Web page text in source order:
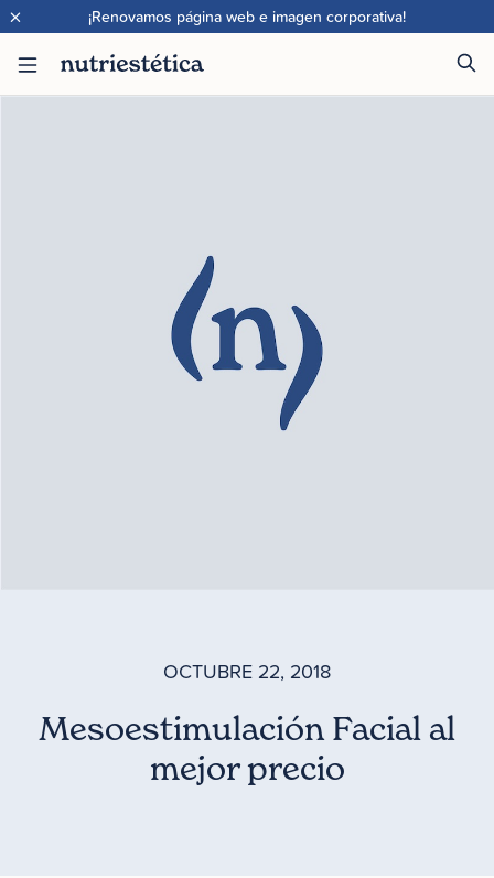
¡Renovamos página web e imagen corporativa!
×
OCTUBRE 22, 2018
Mesoestimulación Facial al
mejor precio